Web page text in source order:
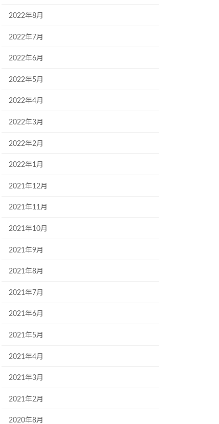
2022年8月
2022年7月
2022年6月
2022年5月
2022年4月
2022年3月
2022年2月
2022年1月
2021年12月
2021年11月
2021年10月
2021年9月
2021年8月
2021年7月
2021年6月
2021年5月
2021年4月
2021年3月
2021年2月
2020年8月